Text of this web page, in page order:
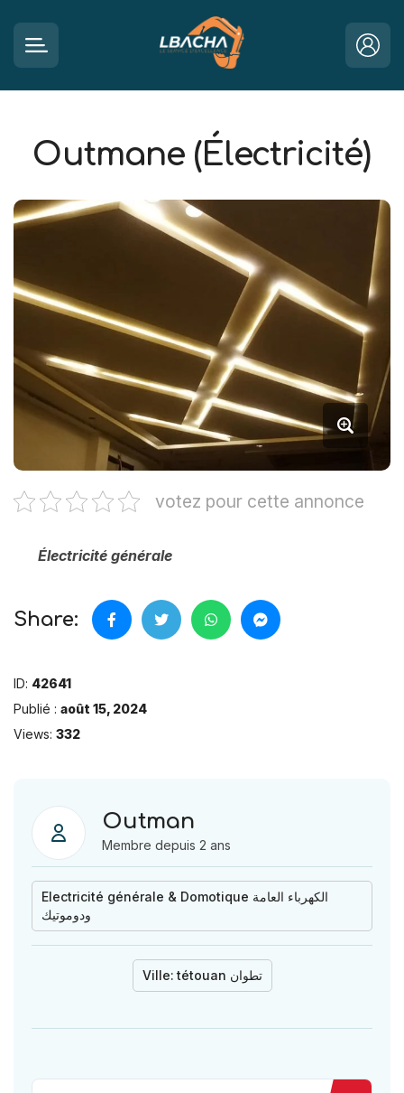
Outmane (Électricité)
votez pour cette annonce
Électricité générale
Share:
ID: 42641
Publié : août 15, 2024
Views: 332
Outman
Membre depuis 2 ans
Electricité générale & Domotique الكهرباء العامة
ودوموتيك
Ville: tétouan تطوان